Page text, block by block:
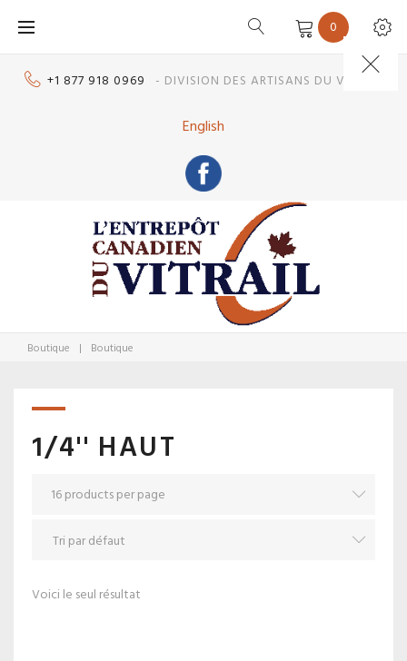
0
+1 877 918 0969 - DIVISION DES ARTISANS DU VITRAIL
English
Boutique | Boutique
1/4'' HAUT
Voici le seul résultat